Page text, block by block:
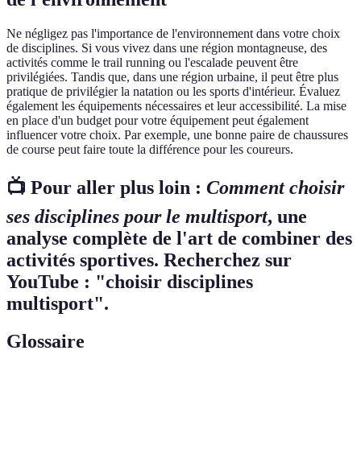
Ne négligez pas l'importance de l'environnement dans votre choix
de disciplines. Si vous vivez dans une région montagneuse, des
activités comme le trail running ou l'escalade peuvent être
privilégiées. Tandis que, dans une région urbaine, il peut être plus
pratique de privilégier la natation ou les sports d'intérieur. Évaluez
également les équipements nécessaires et leur accessibilité. La mise
en place d'un budget pour votre équipement peut également
influencer votre choix. Par exemple, une bonne paire de chaussures
de course peut faire toute la différence pour les coureurs.
📺 Pour aller plus loin : Comment choisir
ses disciplines pour le multisport, une
analyse complète de l'art de combiner des
activités sportives. Recherchez sur
YouTube : "choisir disciplines
multisport".
Glossaire